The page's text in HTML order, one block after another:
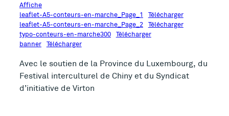
Affiche
leaflet-A5-conteurs-en-marche_Page_1
Télécharger
leaflet-A5-conteurs-en-marche_Page_2 Télécharger
typo-conteurs-en-marche300 Télécharger
banner Télécharger
Avec le soutien de la Province du Luxembourg, du
Festival interculturel de Chiny et du Syndicat
d’initiative de Virton